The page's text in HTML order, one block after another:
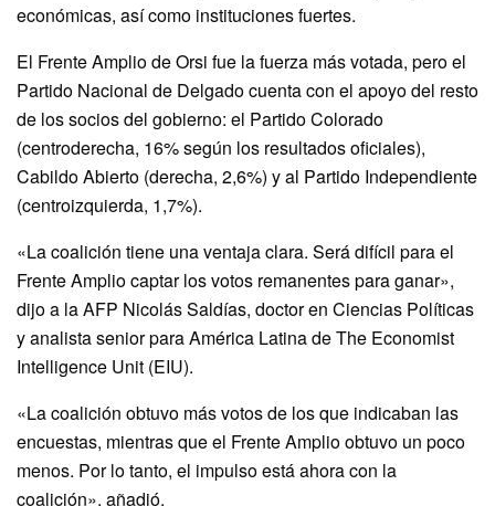
económicas, así como instituciones fuertes.
El Frente Amplio de Orsi fue la fuerza más votada, pero el
Partido Nacional de Delgado cuenta con el apoyo del resto
de los socios del gobierno: el Partido Colorado
(centroderecha, 16% según los resultados oficiales),
Cabildo Abierto (derecha, 2,6%) y al Partido Independiente
(centroizquierda, 1,7%).
«La coalición tiene una ventaja clara. Será difícil para el
Frente Amplio captar los votos remanentes para ganar»,
dijo a la AFP Nicolás Saldías, doctor en Ciencias Políticas
y analista senior para América Latina de The Economist
Intelligence Unit (EIU).
«La coalición obtuvo más votos de los que indicaban las
encuestas, mientras que el Frente Amplio obtuvo un poco
menos. Por lo tanto, el impulso está ahora con la
coalición», añadió.